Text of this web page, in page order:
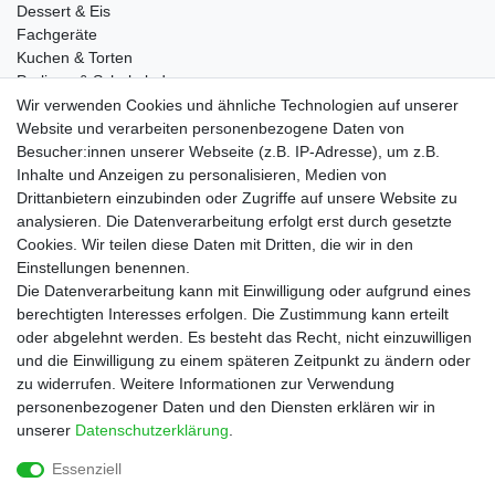
Dessert & Eis
Fachgeräte
Kuchen & Torten
Pralinen & Schokolade
Lebensmittel
Gutscheine
Informationen
Zahlungsarten
Versandkosten
Service
Rezepte
Newsletter
Blog
Choco Patiss
|
Wir verwenden Cookies und ähnliche Technologien auf unserer
Website und verarbeiten personenbezogene Daten von
Besucher:innen unserer Webseite (z.B. IP-Adresse), um z.B.
Inhalte und Anzeigen zu personalisieren, Medien von
Drittanbietern einzubinden oder Zugriffe auf unsere Website zu
analysieren. Die Datenverarbeitung erfolgt erst durch gesetzte
Cookies. Wir teilen diese Daten mit Dritten, die wir in den
Einstellungen benennen.
Die Datenverarbeitung kann mit Einwilligung oder aufgrund eines
berechtigten Interesses erfolgen. Die Zustimmung kann erteilt
oder abgelehnt werden. Es besteht das Recht, nicht einzuwilligen
und die Einwilligung zu einem späteren Zeitpunkt zu ändern oder
zu widerrufen. Weitere Informationen zur Verwendung
personenbezogener Daten und den Diensten erklären wir in
unserer Daten­schutz­erklärung
Essenziell